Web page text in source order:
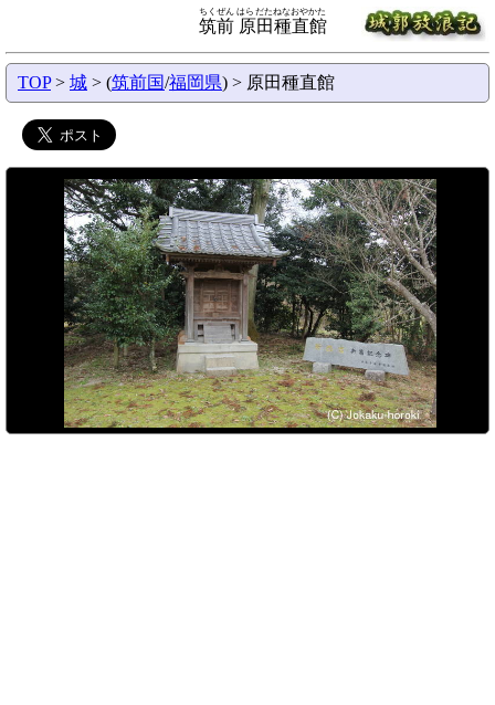
筑前 原田種直館
ちくぜん はらだたねなおやかた
TOP> 城 > (筑前国/福岡県) > 原田種直館